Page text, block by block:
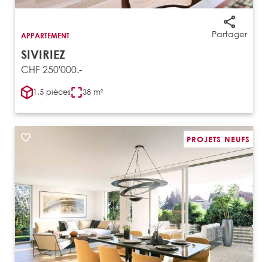
Partager
APPARTEMENT
SIVIRIEZ
CHF 250'000.-
1.5 pièces 38 m²
PROJETS NEUFS